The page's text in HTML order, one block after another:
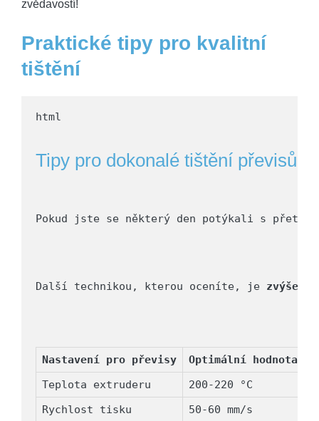
zvědavostí!
Praktické tipy pro kvalitní
tištění
Tipy pro dokonalé tištění převisů
Pokud jste se některý den potýkali s
Další technikou, kterou oceníte, je
Nastavení pro převisy
Optimální hodnota
Teplota extruderu
200-220 °C
Rychlost tisku
50-60 mm/s